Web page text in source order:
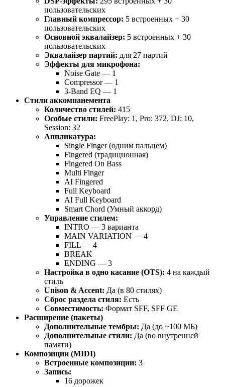
пользовательских
Главный компрессор: 5 встроенных + 30
пользовательских
Основной эквалайзер: 5 встроенных + 30
пользовательских
Эквалайзер партий: для 27 партий
Эффекты для микрофона:
Noise Gate — 1
Compressor — 1
3-Band EQ — 1
Стили аккомпанемента
Количество стилей: 415
Особые стили: FreePlay: 1, Pro: 372, DJ: 10,
Session: 32
Аппликатура:
Single Finger (одним пальцем)
Fingered (традиционная)
Fingered On Bass
Multi Finger
AI Fingered
Full Keyboard
AI Full Keyboard
Smart Chord (Умный аккорд)
Управление стилем:
INTRO — 3 варианта
MAIN VARIATION — 4
FILL — 4
BREAK
ENDING — 3
Настройка в одно касание (OTS): 4 на каждый
стиль
Unison & Accent: Да (в 80 стилях)
Сброс раздела стиля: Есть
Совместимость: Формат SFF, SFF GE
Расширение (пакеты)
Дополнительные тембры: Да (до ~100 МБ)
Дополнительные стили: Да (во внутренней
памяти)
Композиции (MIDI)
Встроенные композиции: 3
Запись:
16 дорожек